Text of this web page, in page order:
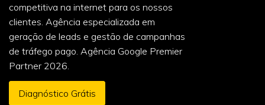
competitiva na internet para os nossos
clientes. Agência especializada em
geração de leads e gestão de campanhas
de tráfego pago. Agência Google Premier
Partner 2026.
Diagnóstico Grátis